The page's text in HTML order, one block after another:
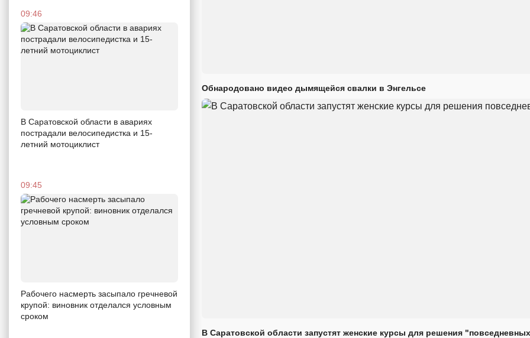
09:46
В Саратовской области в авариях
пострадали велосипедистка и 15-
летний мотоциклист
09:45
Рабочего насмерть засыпало гречневой
крупой: виновник отделался условным
сроком
Обнародовано видео дымящейся свалки в Энгельсе
В Саратовской области запустят женские курсы для решения